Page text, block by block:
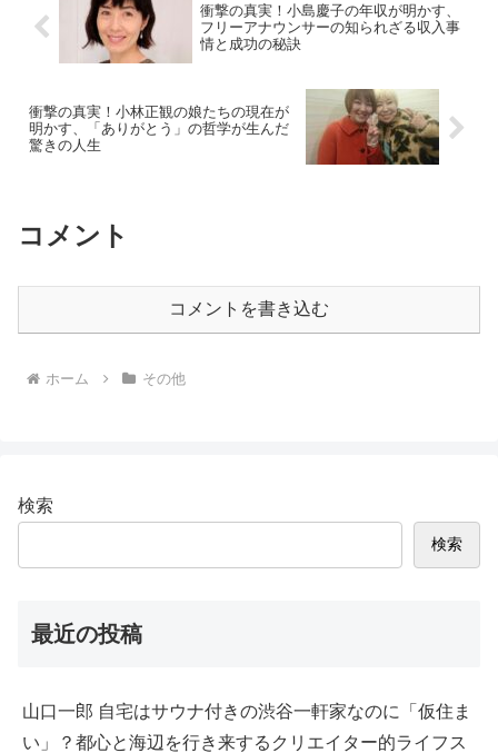
衝撃の真実！小島慶子の年収が明かす、
フリーアナウンサーの知られざる収入事
情と成功の秘訣
衝撃の真実！小林正観の娘たちの現在が
明かす、「ありがとう」の哲学が生んだ
驚きの人生
コメント
コメントを書き込む
ホーム その他
検索
検索
最近の投稿
山口一郎 自宅はサウナ付きの渋谷一軒家なのに「仮住ま
い」？都心と海辺を行き来するクリエイター的ライフス